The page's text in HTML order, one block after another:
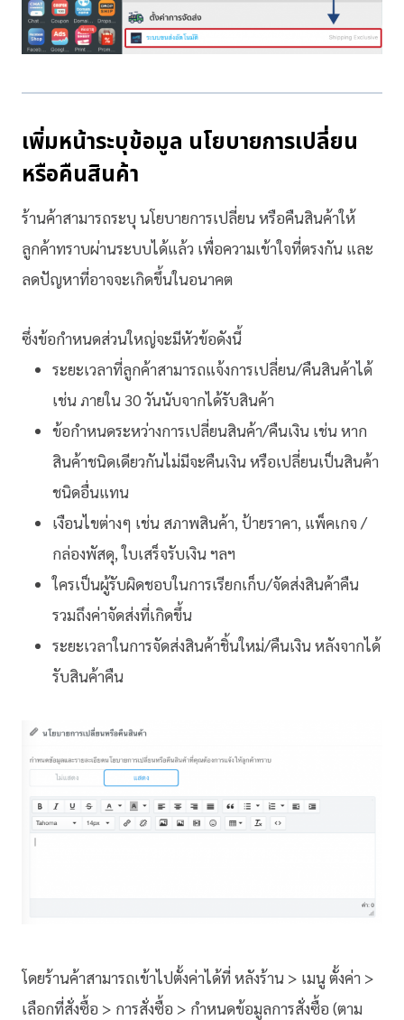
เพิ่มหน้าระบุข้อมูล นโยบายการเปลี่ยน
หรือคืนสินค้า
ร้านค้าสามารถระบุ นโยบายการเปลี่ยน หรือคืนสินค้าให้
ลูกค้าทราบผ่านระบบได้แล้ว เพื่อความเข้าใจที่ตรงกัน และ
ลดปัญหาที่อาจจะเกิดขึ้นในอนาคต
ซึ่งข้อกำหนดส่วนใหญ่จะมีหัวข้อดังนี้
ระยะเวลาที่ลูกค้าสามารถแจ้งการเปลี่ยน/คืนสินค้าได้
เช่น ภายใน 30 วันนับจากได้รับสินค้า
ข้อกำหนดระหว่างการเปลี่ยนสินค้า/คืนเงิน เช่น หาก
สินค้าชนิดเดียวกันไม่มีจะคืนเงิน หรือเปลี่ยนเป็นสินค้า
ชนิดอื่นแทน
เงือนไขต่างๆ เช่น สภาพสินค้า, ป้ายราคา, แพ็คเกจ /
กล่องพัสดุ, ใบเสร็จรับเงิน ฯลฯ
ใครเป็นผู้รับผิดชอบในการเรียกเก็บ/จัดส่งสินค้าคืน
รวมถึงค่าจัดส่งที่เกิดขึ้น
ระยะเวลาในการจัดส่งสินค้าชิ้นใหม่/คืนเงิน หลังจากได้
รับสินค้าคืน
โดยร้านค้าสามารถเข้าไปตั้งค่าได้ที่ หลังร้าน > เมนู ตั้งค่า >
เลือกที่สั่งซื้อ > การสั่งซื้อ > กำหนดข้อมูลการสั่งซื้อ (ตาม